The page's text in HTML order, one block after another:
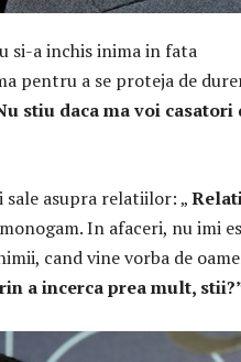
si-a inchis inima in fata
pentru a se proteja de
stiu daca ma voi casatori
asupra relatiilor: „
In afaceri, nu imi
cand vine vorba de
a incerca prea mult,